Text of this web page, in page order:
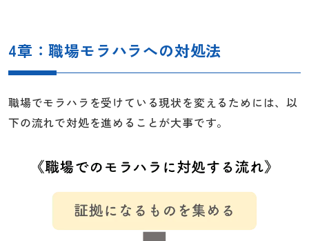
4章：職場モラハラへの対処法
職場でモラハラを受けている現状を変えるためには、以
下の流れで対処を進めることが大事です。